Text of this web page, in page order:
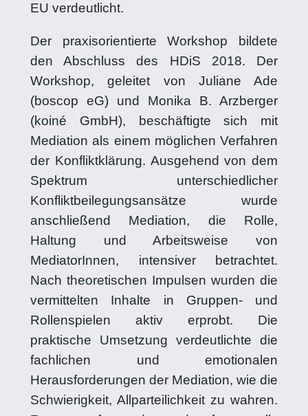
EU verdeutlicht.
Der praxisorientierte Workshop bildete
den Abschluss des HDiS 2018. Der
Workshop, geleitet von Juliane Ade
(boscop eG) und Monika B. Arzberger
(koiné GmbH), beschäftigte sich mit
Mediation als einem möglichen Verfahren
der Konfliktklärung. Ausgehend von dem
Spektrum unterschiedlicher
Konfliktbeilegungsansätze wurde
anschließend Mediation, die Rolle,
Haltung und Arbeitsweise von
MediatorInnen, intensiver betrachtet.
Nach theoretischen Impulsen wurden die
vermittelten Inhalte in Gruppen- und
Rollenspielen aktiv erprobt. Die
praktische Umsetzung verdeutlichte die
fachlichen und emotionalen
Herausforderungen der Mediation, wie die
Schwierigkeit, Allparteilichkeit zu wahren.